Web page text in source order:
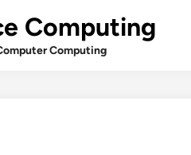
Computing
Computing